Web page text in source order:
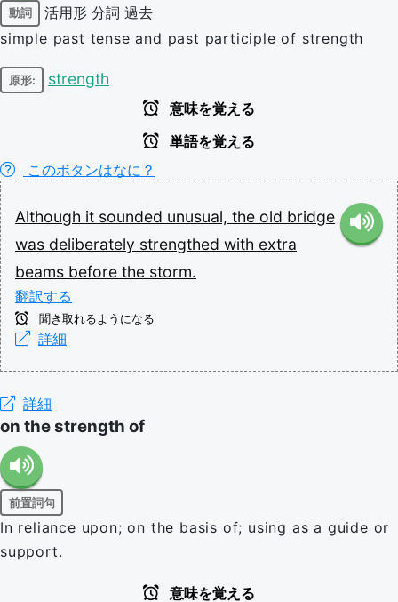
動詞 活用形 分詞 過去
simple past tense and past participle of strength
原形: strength
意味を覚える
単語を覚える
このボタンはなに？
Although it sounded unusual, the old bridge
was deliberately strengthed with extra
beams before the storm.
翻訳する
聞き取れるようになる
詳細
詳細
on the strength of
前置詞句
In reliance upon; on the basis of; using as a guide or
support.
意味を覚える